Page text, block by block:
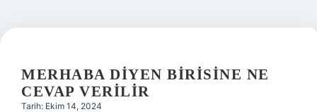
MERHABA DIYEN BIRISINE NE
CEVAP VERILIR
Tarih: Ekim 14, 2024